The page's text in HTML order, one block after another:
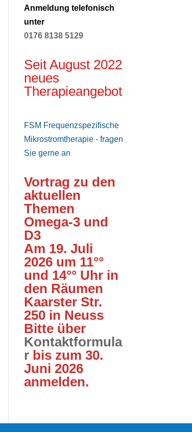
Anmeldung telefonisch
unter
0176 8138 5129
Seit August 2022
neues
Therapieangebot
FSM Frequenzspezifische
Mikrostromtherapie - fragen
Sie gerne an
Vortrag zu den
aktuellen
Themen
Omega-3 und
D3
Am 19. Juli
2026 um 11°°
und 14°° Uhr in
den Räumen
Kaarster Str.
250 in Neuss
Bitte über
Kontaktformula
r bis zum 30.
Juni 2026
anmelden.